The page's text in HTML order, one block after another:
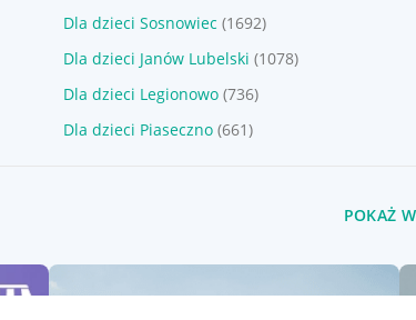
Dla dzieci Sosnowiec (1692)
Dla dzieci Janów Lubelski (1078)
Dla dzieci Legionowo (736)
Dla dzieci Piaseczno (661)
POKAŻ